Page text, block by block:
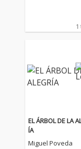
EL ÁRBOL DE LA
ÍA
Miguel Poveda